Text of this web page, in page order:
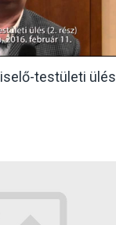
testületi ülés